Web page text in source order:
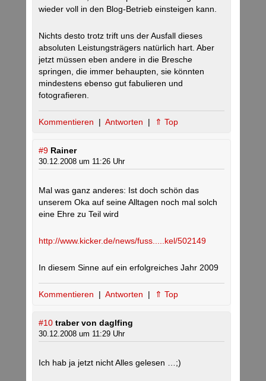
wieder voll in den Blog-Betrieb einsteigen kann.
Nichts desto trotz trift uns der Ausfall dieses
absoluten Leistungsträgers natürlich hart. Aber
jetzt müssen eben andere in die Bresche
springen, die immer behaupten, sie könnten
mindestens ebenso gut fabulieren und
fotografieren.
Kommentieren | Antworten | ⇑ Top
#9 Rainer
30.12.2008 um 11:26 Uhr
Mal was ganz anderes: Ist doch schön das
unserem Oka auf seine Alltagen noch mal solch
eine Ehre zu Teil wird
http://www.kicker.de/news/fuss.....kel/502149
In diesem Sinne auf ein erfolgreiches Jahr 2009
Kommentieren | Antworten | ⇑ Top
#10 traber von daglfing
30.12.2008 um 11:29 Uhr
Ich hab ja jetzt nicht Alles gelesen …;)